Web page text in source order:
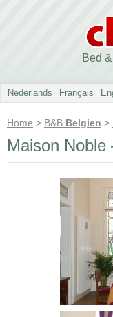
Bed
Nederlands Français
Home > B&B Belgien >
Maison Noble